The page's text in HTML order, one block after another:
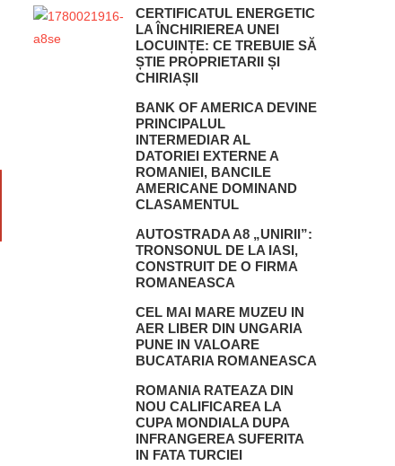
CERTIFICATUL ENERGETIC
LA ÎNCHIRIEREA UNEI
LOCUINȚE: CE TREBUIE SĂ
ȘTIE PROPRIETARII ȘI
CHIRIAȘII
BANK OF AMERICA DEVINE
PRINCIPALUL
INTERMEDIAR AL
DATORIEI EXTERNE A
ROMANIEI, BANCILE
AMERICANE DOMINAND
CLASAMENTUL
AUTOSTRADA A8 „UNIRII”:
TRONSONUL DE LA IASI,
CONSTRUIT DE O FIRMA
ROMANEASCA
CEL MAI MARE MUZEU IN
AER LIBER DIN UNGARIA
PUNE IN VALOARE
BUCATARIA ROMANEASCA
ROMANIA RATEAZA DIN
NOU CALIFICAREA LA
CUPA MONDIALA DUPA
INFRANGEREA SUFERITA
IN FATA TURCIEI